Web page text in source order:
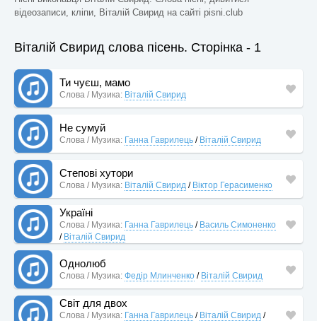
відеозаписи, кліпи, Віталій Свирид на сайті pisni.club
Віталій Свирид слова пісень. Сторінка - 1
Ти чуєш, мамо
Слова / Музика: Віталій Свирид
Не сумуй
Слова / Музика: Ганна Гаврилець / Віталій Свирид
Степові хутори
Слова / Музика: Віталій Свирид / Віктор Герасименко
Україні
Слова / Музика: Ганна Гаврилець / Василь Симоненко
/ Віталій Свирид
Однолюб
Слова / Музика: Федір Млинченко / Віталій Свирид
Світ для двох
Слова / Музика: Ганна Гаврилець / Віталій Свирид /